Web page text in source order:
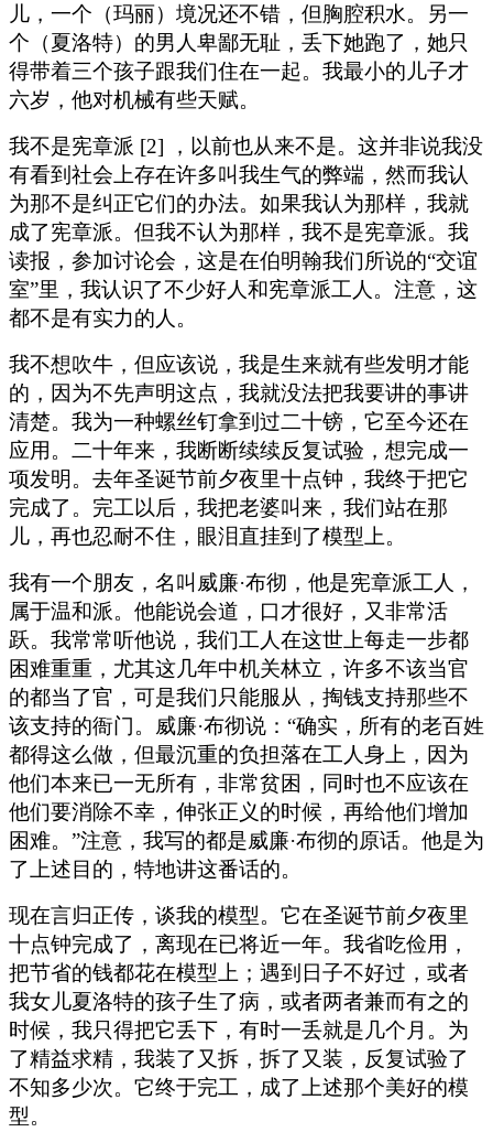
儿，一个（玛丽）境况还不错，但胸腔积水。另一
个（夏洛特）的男人卑鄙无耻，丢下她跑了，她只
得带着三个孩子跟我们住在一起。我最小的儿子才
六岁，他对机械有些天赋。
我不是宪章派 [2] ，以前也从来不是。这并非说我没
有看到社会上存在许多叫我生气的弊端，然而我认
为那不是纠正它们的办法。如果我认为那样，我就
成了宪章派。但我不认为那样，我不是宪章派。我
读报，参加讨论会，这是在伯明翰我们所说的“交谊
室”里，我认识了不少好人和宪章派工人。注意，这
都不是有实力的人。
我不想吹牛，但应该说，我是生来就有些发明才能
的，因为不先声明这点，我就没法把我要讲的事讲
清楚。我为一种螺丝钉拿到过二十镑，它至今还在
应用。二十年来，我断断续续反复试验，想完成一
项发明。去年圣诞节前夕夜里十点钟，我终于把它
完成了。完工以后，我把老婆叫来，我们站在那
儿，再也忍耐不住，眼泪直挂到了模型上。
我有一个朋友，名叫威廉·布彻，他是宪章派工人，
属于温和派。他能说会道，口才很好，又非常活
跃。我常常听他说，我们工人在这世上每走一步都
困难重重，尤其这几年中机关林立，许多不该当官
的都当了官，可是我们只能服从，掏钱支持那些不
该支持的衙门。威廉·布彻说：“确实，所有的老百姓
都得这么做，但最沉重的负担落在工人身上，因为
他们本来已一无所有，非常贫困，同时也不应该在
他们要消除不幸，伸张正义的时候，再给他们增加
困难。”注意，我写的都是威廉·布彻的原话。他是为
了上述目的，特地讲这番话的。
现在言归正传，谈我的模型。它在圣诞节前夕夜里
十点钟完成了，离现在已将近一年。我省吃俭用，
把节省的钱都花在模型上；遇到日子不好过，或者
我女儿夏洛特的孩子生了病，或者两者兼而有之的
时候，我只得把它丢下，有时一丢就是几个月。为
了精益求精，我装了又拆，拆了又装，反复试验了
不知多少次。它终于完工，成了上述那个美好的模
型。